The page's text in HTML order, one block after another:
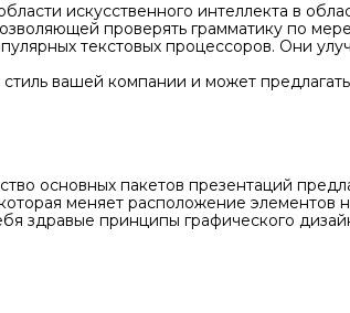
искусственного интеллекта в
проверять грамматику по
текстовых процессоров. Они
вашей компании и может предлагать
основных пакетов презентаций
меняет расположение элементов
здравые принципы графического